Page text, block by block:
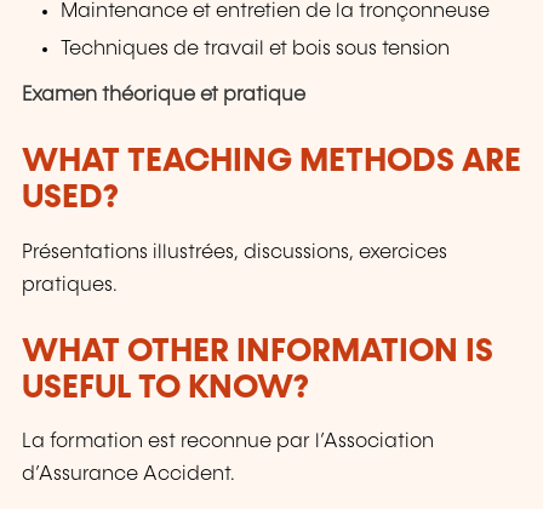
Maintenance et entretien de la tronçonneuse
Techniques de travail et bois sous tension
Examen théorique et pratique
WHAT TEACHING METHODS ARE
USED?
Présentations illustrées, discussions, exercices
pratiques.
WHAT OTHER INFORMATION IS
USEFUL TO KNOW?
La formation est reconnue par l’Association
d’Assurance Accident.